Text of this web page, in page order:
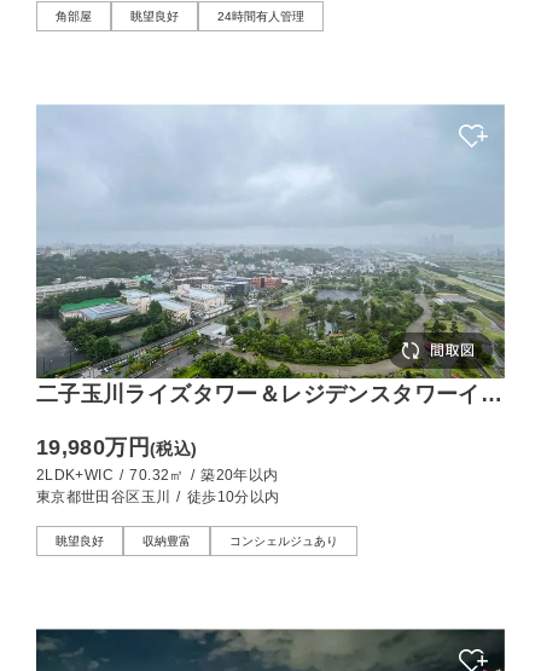
角部屋 眺望良好 24時間有人管理
二子玉川ライズタワー＆レジデンスタワーイー
19,980万円(税込)
2LDK+WIC / 70.32㎡ / 築20年以内
東京都世田谷区玉川
/ 徒歩10分以内
眺望良好 収納豊富 コンシェルジュあり